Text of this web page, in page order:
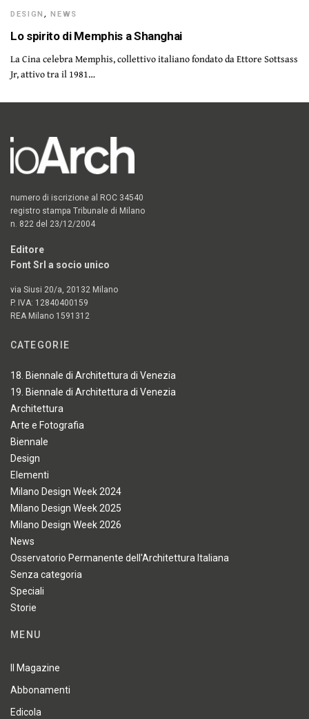
DESIGN ,NEWS
Lo spirito di Memphis a Shanghai
La Cina celebra Memphis, collettivo italiano fondato da Ettore Sottsass
Jr, attivo tra il 1981…
numero di iscrizione al ROC 34540
registro stampa Tribunale di Milano
n. 822 del 23/12/2004
Editore
Font Srl a socio unico
via Siusi 20/a, 20132 Milano
P. IVA: 12840400159
REA Milano 1591312
CATEGORIE
18. Biennale di Architettura di Venezia
19. Biennale di Architettura di Venezia
Architettura
Arte e Fotografia
Biennale
Design
Elementi
Milano Design Week 2024
Milano Design Week 2025
Milano Design Week 2026
News
Osservatorio Permanente dell'Architettura Italiana
Senza categoria
Speciali
Storie
MENU
Il Magazine
Abbonamenti
Edicola